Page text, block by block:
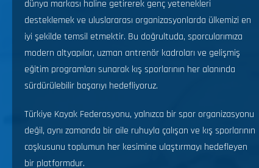
dünya markası haline getirerek genç yetenekleri
desteklemek ve uluslararası organizasyonlarda ülkemizi en
iyi şekilde temsil etmektir. Bu doğrultuda, sporcularımıza
modern altyapılar, uzman antrenör kadroları ve gelişmiş
eğitim programları sunarak kış sporlarının her alanında
sürdürülebilir başarıyı hedefliyoruz.
Türkiye Kayak Federasyonu, yalnızca bir spor organizasyonu
değil, aynı zamanda bir aile ruhuyla çalışan ve kış sporlarının
coşkusunu toplumun her kesimine ulaştırmayı hedefleyen
bir platformdur.